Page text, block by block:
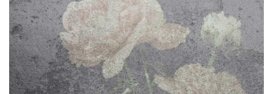
«Μόνο το ρόδο είναι αρκετά εύθραυστογια να εκφράζει την
Αιωνιότητα»Paul Claudel Άφησα ένα φιλί στην παλάμη σου(για να
κερδίσω την αγάπη σου αιώνια) Στο δωμάτιο βρέχει όλη μέρα(μια βροχή
τόσο λευκή όσο το αίμα κόκκινο) Όμως έξω απ’ το παράθυρο εμφανίζεται
η άνοιξη(στεφανωμένη με νάρκισσους και μύρο) Πλωτός ποταμός πέφτει
[…]